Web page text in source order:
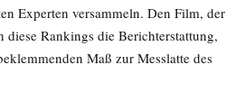
Experten versammeln. Den Film, der
Rankings die Berichterstattung,
Maß zur Messlatte des